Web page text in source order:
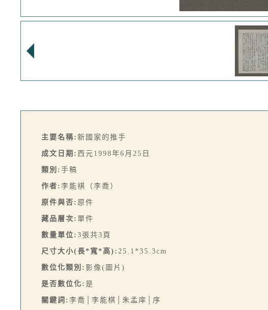
主要名稱: 新國家的推手
成文日期: 西元1998年6月25日
類別: 手稿
作者: 李能祺（李喬）
原件與否: 原件
藏品層次: 單件
數量單位: 3張共3頁
尺寸大小(長*寬*高): 25.1*35.3cm
數位化類別: 影像(圖片)
是否數位化: 是
關鍵詞: 李喬│李能棋│朱孟庠│序